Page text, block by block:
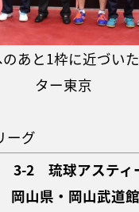
あと1枠に近づい
ター東京
ーグ
3-2 琉球アスティ
山県・岡山武道館